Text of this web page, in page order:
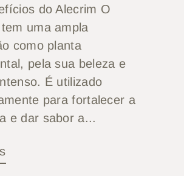
do Alecrim O
uma ampla
como planta
pela sua beleza e
É utilizado
para fortalecer a
e dar sabor a...